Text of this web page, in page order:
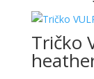
Tričko